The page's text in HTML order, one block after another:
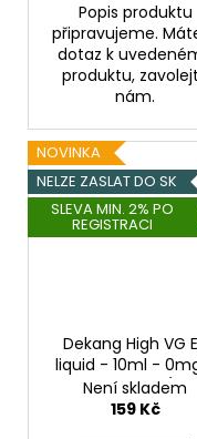
Popis produktu
připravujeme.
dotaz k
produktu,
nám.
NOVINKA
NELZE ZASLAT DO SK
SLEVA MIN. 2% PO
REGISTRACI
Dekang High VG
liquid - 10ml -
Orange Punch
pomeranč)
Není skladem
159 Kč